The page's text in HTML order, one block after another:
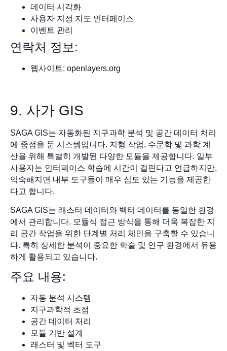
데이터 시각화
사용자 지정 지도 인터페이스
이벤트 관리
연락처 정보:
웹사이트: openlayers.org
9. 사가 GIS
SAGA GIS는 자동화된 지구과학 분석 및 공간 데이터 처리
에 중점을 둔 시스템입니다. 지형 작업, 수문학 및 과학 계
산을 위해 특별히 개발된 다양한 모듈을 제공합니다. 일부
사용자는 인터페이스 학습에 시간이 걸린다고 언급하지만,
익숙해지면 내부 도구들이 매우 심도 있는 기능을 제공한
다고 합니다.
SAGA GIS는 래스터 데이터와 벡터 데이터를 동일한 환경
에서 관리합니다. 모듈식 접근 방식을 통해 더욱 복잡한 지
리 공간 작업을 위한 단계별 처리 체인을 구축할 수 있습니
다. 특히 상세한 분석이 중요한 학술 및 연구 환경에서 유용
하게 활용되고 있습니다.
주요 내용:
자동 분석 시스템
지구과학적 초점
공간 데이터 처리
모듈 기반 설계
래스터 및 벡터 도구